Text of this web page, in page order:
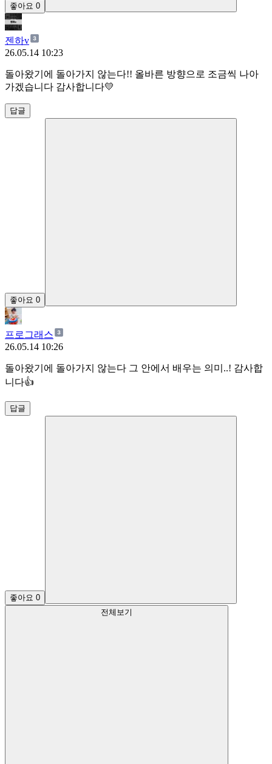
좋아요 0
젠하v
26.05.14 10:23
돌아왔기에 돌아가지 않는다!! 올바른 방향으로 조금씩 나아
가겠습니다 감사합니다💛
답글
좋아요 0
프로그래스
26.05.14 10:26
돌아왔기에 돌아가지 않는다 그 안에서 배우는 의미..! 감사합
니다👍
답글
좋아요 0
전체보기